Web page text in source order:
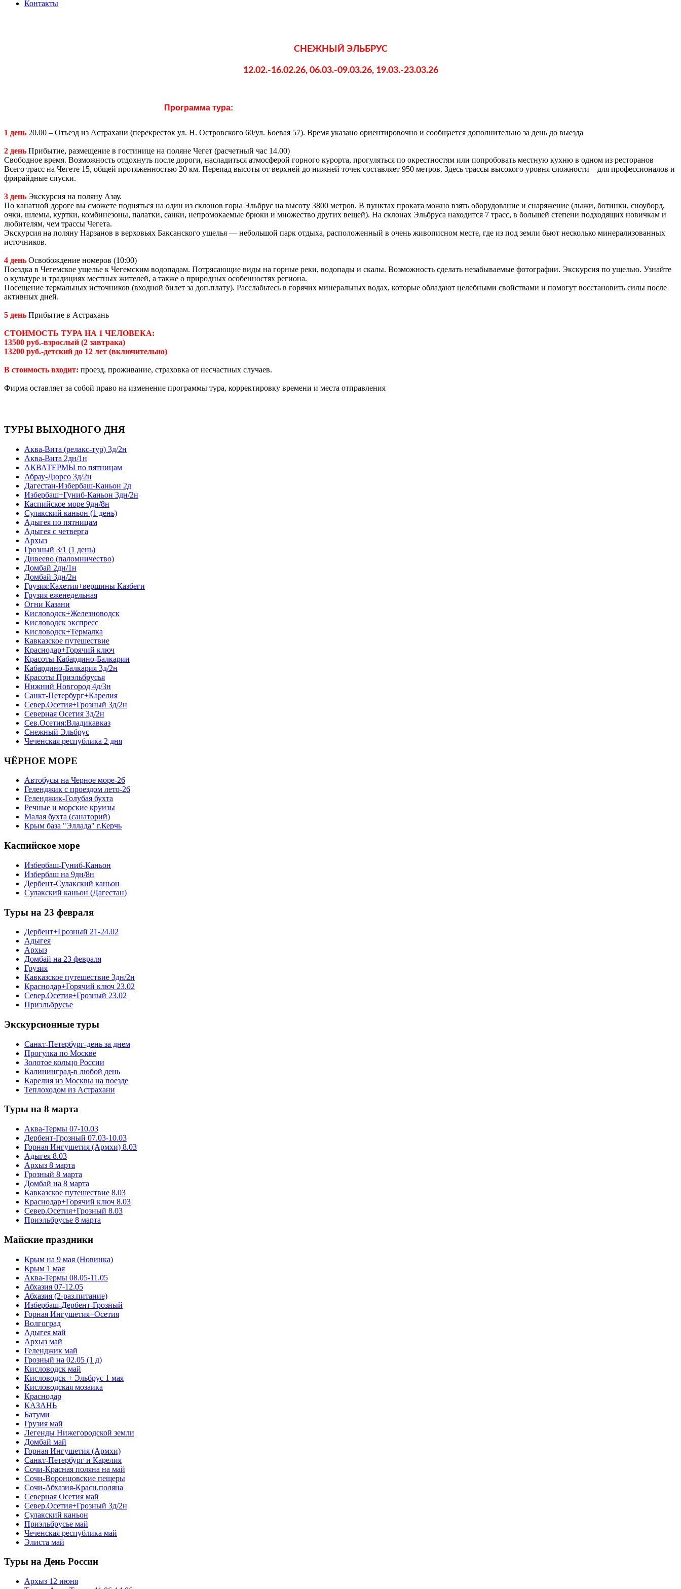
Контакты
СНЕЖНЫЙ ЭЛЬБРУС
12.02.-16.02.26, 06.03.-09.03.26, 19.03.-23.03.26
Программа тура:
1 день 20.00 – Отъезд из Астрахани (перекресток ул. Н. Островского 60/ул. Боевая 57). Время указано ориентировочно и сообщается дополнительно за день до выезда
2 день Прибытие, размещение в гостинице на поляне Чегет (расчетный час 14.00)
Свободное время. Возможность отдохнуть после дороги, насладиться атмосферой горного курорта, прогуляться по окрестностям или попробовать местную кухню в одном из ресторанов
Всего трасс на Чегете 15, общей протяженностью 20 км. Перепад высоты от верхней до нижней точек составляет 950 метров. Здесь трассы высокого уровня сложности – для профессионалов и
фрирайдные спуски.
3 день Экскурсия на поляну Азау.
По канатной дороге вы сможете подняться на один из склонов горы Эльбрус на высоту 3800 метров. В пунктах проката можно взять оборудование и снаряжение (лыжи, ботинки, сноуборд,
очки, шлемы, куртки, комбинезоны, палатки, санки, непромокаемые брюки и множество других вещей). На склонах Эльбруса находится 7 трасс, в большей степени подходящих новичкам и
любителям, чем трассы Чегета.
Экскурсия на поляну Нарзанов в верховьях Баксанского ущелья — небольшой парк отдыха, расположенный в очень живописном месте, где из под земли бьют несколько минерализованных
источников.
4 день Освобождение номеров (10:00)
Поездка в Чегемское ущелье к Чегемским водопадам. Потрясающие виды на горные реки, водопады и скалы. Возможность сделать незабываемые фотографии. Экскурсия по ущелью. Узнайте
о культуре и традициях местных жителей, а также о природных особенностях региона.
Посещение термальных источников (входной билет за доп.плату). Расслабьтесь в горячих минеральных водах, которые обладают целебными свойствами и помогут восстановить силы после
активных дней.
5 день Прибытие в Астрахань
СТОИМОСТЬ ТУРА НА 1 ЧЕЛОВЕКА:
13500 руб.-взрослый (2 завтрака)
13200 руб.-детский до 12 лет (включительно)
В стоимость входит: проезд, проживание, страховка от несчастных случаев.
Фирма оставляет за собой право на изменение программы тура, корректировку времени и места отправления
ТУРЫ ВЫХОДНОГО ДНЯ
Аква-Вита (релакс-тур) 3д/2н
Аква-Вита 2дн/1н
АКВАТЕРМЫ по пятницам
Абрау-Дюрсо 3д/2н
Дагестан-Избербаш-Каньон 2д
Избербаш+Гуниб-Каньон 3дн/2н
Каспийское море 9дн/8н
Сулакский каньон (1 день)
Адыгея по пятницам
Адыгея с четверга
Архыз
Грозный 3/1 (1 день)
Дивеево (паломничество)
Домбай 2дн/1н
Домбай 3дн/2н
Грузия:Кахетия+вершины Казбеги
Грузия еженедельная
Огни Казани
Кисловодск+Железноводск
Кисловодск экспресс
Кисловодск+Термалка
Кавказское путешествие
Краснодар+Горячий ключ
Красоты Кабардино-Балкарии
Кабардино-Балкария 3д/2н
Красоты Приэльбрусья
Нижний Новгород 4д/3н
Санкт-Петербург+Карелия
Север.Осетия+Грозный 3д/2н
Северная Осетия 3д/2н
Сев.Осетия:Владикавказ
Снежный Эльбрус
Чеченская республика 2 дня
ЧЁРНОЕ МОРЕ
Автобусы на Черное море-26
Геленджик с проездом лето-26
Геленджик-Голубая бухта
Речные и морские круизы
Малая бухта (санаторий)
Крым база "Эллада" г.Керчь
Каспийское море
Избербаш-Гуниб-Каньон
Избербаш на 9дн/8н
Дербент-Сулакский каньон
Сулакский каньон (Дагестан)
Туры на 23 февраля
Дербент+Грозный 21-24.02
Адыгея
Архыз
Домбай на 23 февраля
Грузия
Кавказское путешествие 3дн/2н
Краснодар+Горячий ключ 23.02
Север.Осетия+Грозный 23.02
Приэльбрусье
Экскурсионные туры
Санкт-Петербург-день за днем
Прогулка по Москве
Золотое кольцо России
Калининград-в любой день
Карелия из Москвы на поезде
Теплоходом из Астрахани
Туры на 8 марта
Аква-Термы 07-10.03
Дербент-Грозный 07.03-10.03
Горная Ингушетия (Армхи) 8.03
Адыгея 8.03
Архыз 8 марта
Грозный 8 марта
Домбай на 8 марта
Кавказское путешествие 8.03
Краснодар+Горячий ключ 8.03
Север.Осетия+Грозный 8.03
Приэльбрусье 8 марта
Майские праздники
Крым на 9 мая (Новинка)
Крым 1 мая
Аква-Термы 08.05-11.05
Абхазия 07-12.05
Абхазия (2-раз.питание)
Избербаш-Дербент-Грозный
Горная Ингушетия+Осетия
Волгоград
Адыгея май
Архыз май
Геленджик май
Грозный на 02.05 (1 д)
Кисловодск май
Кисловодск + Эльбрус 1 мая
Кисловодская мозаика
Краснодар
КАЗАНЬ
Батуми
Грузия май
Легенды Нижегородской земли
Домбай май
Горная Ингушетия (Армхи)
Санкт-Петербург и Карелия
Сочи-Красная поляна на май
Сочи-Воронцовские пещеры
Сочи-Абхазия-Красн.поляна
Северная Осетия май
Север.Осетия+Грозный 3д/2н
Сулакский каньон
Приэльбрусье май
Чеченская республика май
Элиста май
Туры на День России
Архыз 12 июня